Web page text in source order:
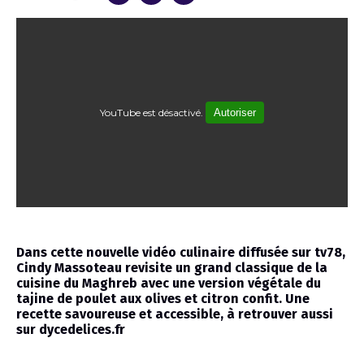
YouTube est désactivé. Autoriser
Dans cette nouvelle vidéo culinaire diffusée sur tv78,
Cindy Massoteau revisite un grand classique de la
cuisine du Maghreb avec une version végétale du
tajine de poulet aux olives et citron confit. Une
recette savoureuse et accessible, à retrouver aussi
sur dycedelices.fr